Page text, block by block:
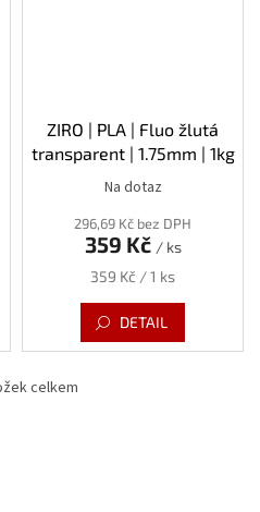
ZIRO | PLA | Fluo žlutá
transparent | 1.75mm | 1kg
Na dotaz
296,69 Kč bez DPH
359 Kč / ks
Měrná
359 Kč / 1 ks
DETAIL
Ocelkem